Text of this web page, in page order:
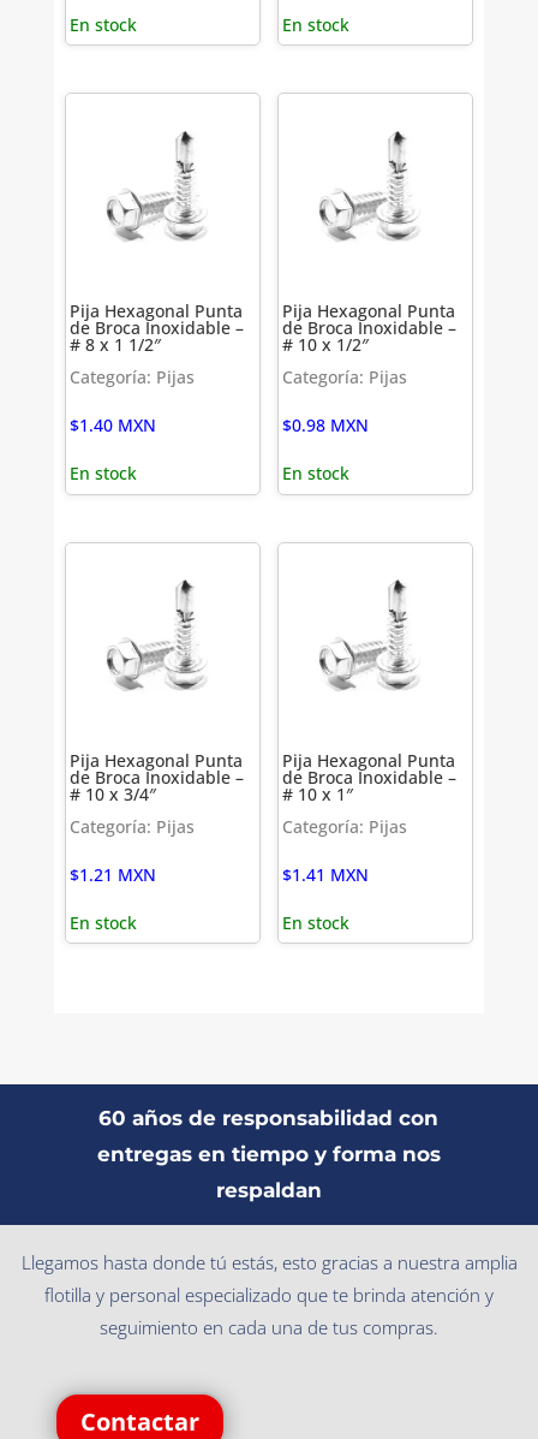
En stock En stock
Pija Hexagonal Punta
de Broca Inoxidable –
# 8 x 1 1/2″
Categoría: Pijas
$1.40 MXN
En stock
Pija Hexagonal Punta
de Broca Inoxidable –
# 10 x 1/2″
Categoría: Pijas
$0.98 MXN
En stock
Pija Hexagonal Punta
de Broca Inoxidable –
# 10 x 3/4″
Categoría: Pijas
$1.21 MXN
En stock
Pija Hexagonal Punta
de Broca Inoxidable –
# 10 x 1″
Categoría: Pijas
$1.41 MXN
En stock
60 años de responsabilidad con
entregas en tiempo y forma nos
respaldan
Llegamos hasta donde tú estás, esto gracias a nuestra amplia
flotilla y personal especializado que te brinda atención y
seguimiento en cada una de tus compras.
Contactar